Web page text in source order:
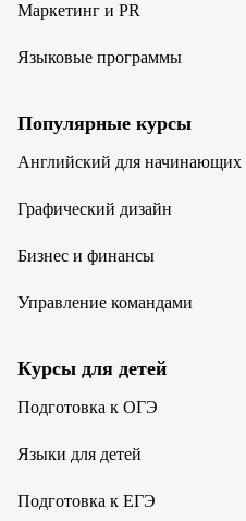
Маркетинг и PR
Языковые программы
Популярные курсы
Английский для начинающих
Графический дизайн
Бизнес и финансы
Управление командами
Курсы для детей
Подготовка к ОГЭ
Языки для детей
Подготовка к ЕГЭ